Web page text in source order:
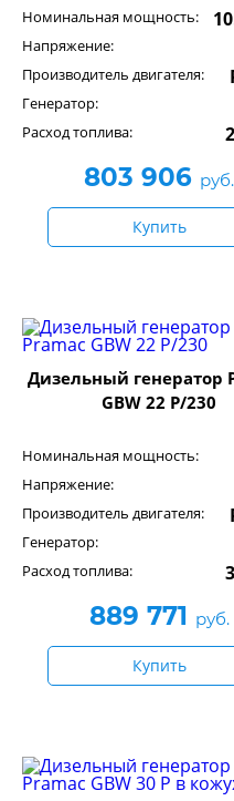
Номинальная мощность:
Напряжение:
Производитель двигателя:
Генератор:
Расход топлива:
803 906 руб.
Купить
Дизельный генератор
GBW 22 P/230
Номинальная мощность:
Напряжение:
Производитель двигателя:
Генератор:
Расход топлива:
889 771 руб.
Купить